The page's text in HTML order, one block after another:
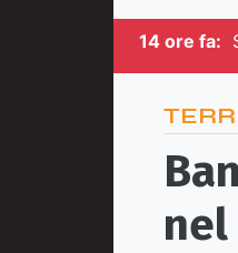
14 ore fa: